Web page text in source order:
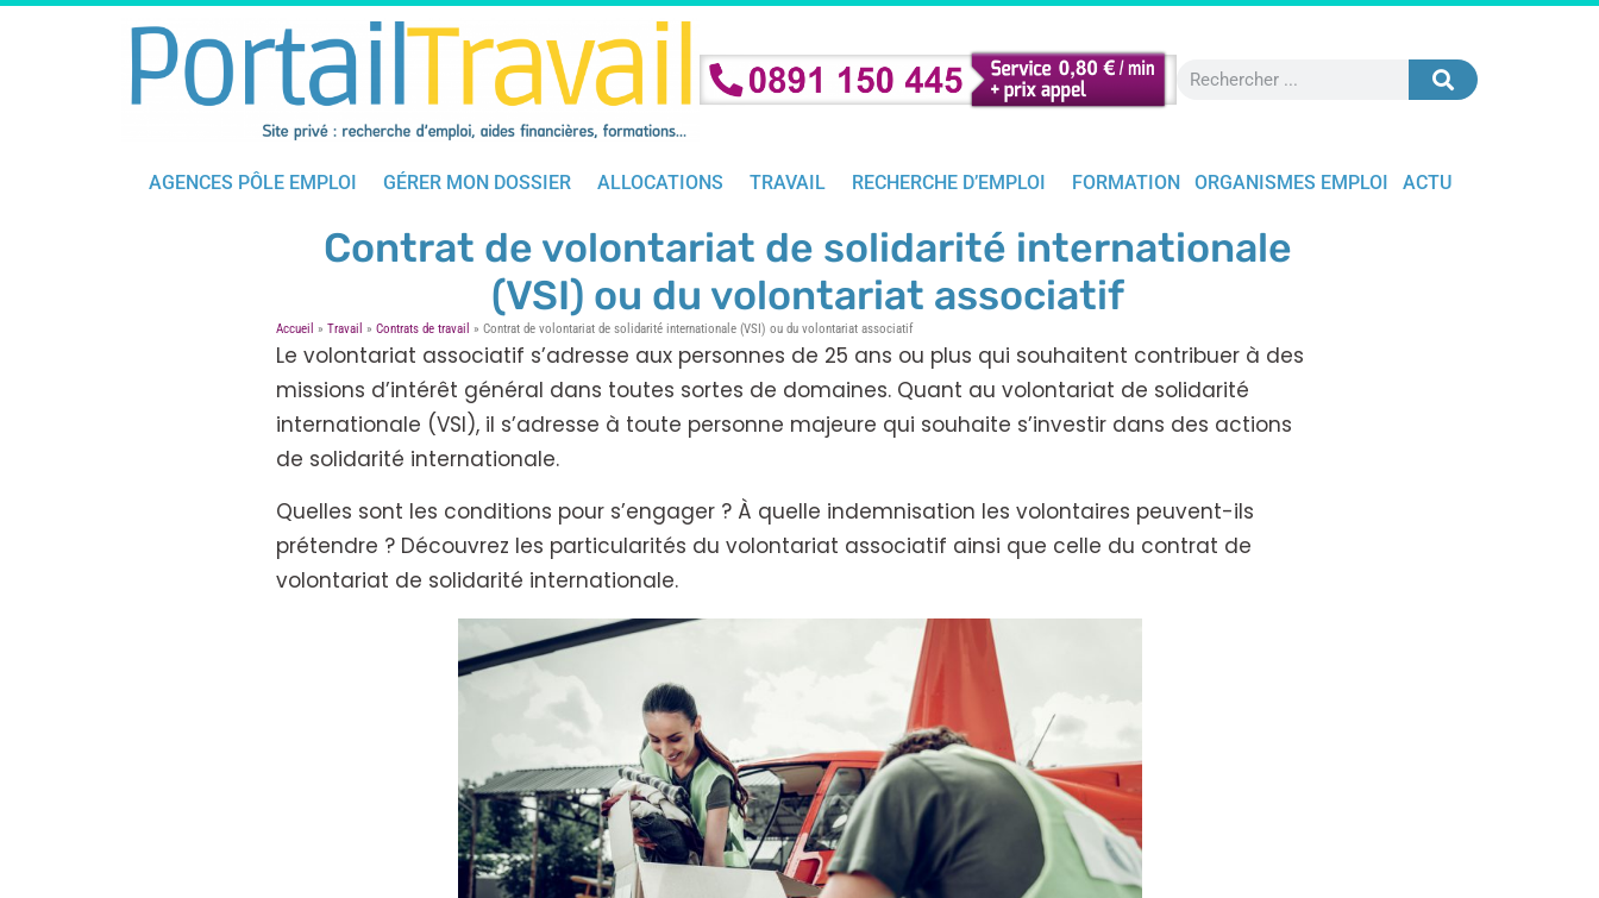
AGENCES PÔLE EMPLOI GÉRER MON DOSSIER ALLOCATIONS TRAVAIL RECHERCHE D’EMPLOI FORMATION ORGANISMES EMPLOI ACTU
Contrat de volontariat de solidarité internationale
(VSI) ou du volontariat associatif
Accueil » Travail » Contrats de travail » Contrat de volontariat de solidarité internationale (VSI) ou du volontariat associatif
Le volontariat associatif s’adresse aux personnes de 25 ans ou plus qui souhaitent contribuer à des
missions d’intérêt général dans toutes sortes de domaines. Quant au volontariat de solidarité
internationale (VSI), il s’adresse à toute personne majeure qui souhaite s’investir dans des actions
de solidarité internationale.
Quelles sont les conditions pour s’engager ? À quelle indemnisation les volontaires peuvent-ils
prétendre ? Découvrez les particularités du volontariat associatif ainsi que celle du contrat de
volontariat de solidarité internationale.